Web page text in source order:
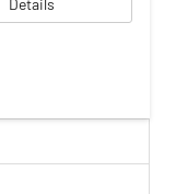
Details